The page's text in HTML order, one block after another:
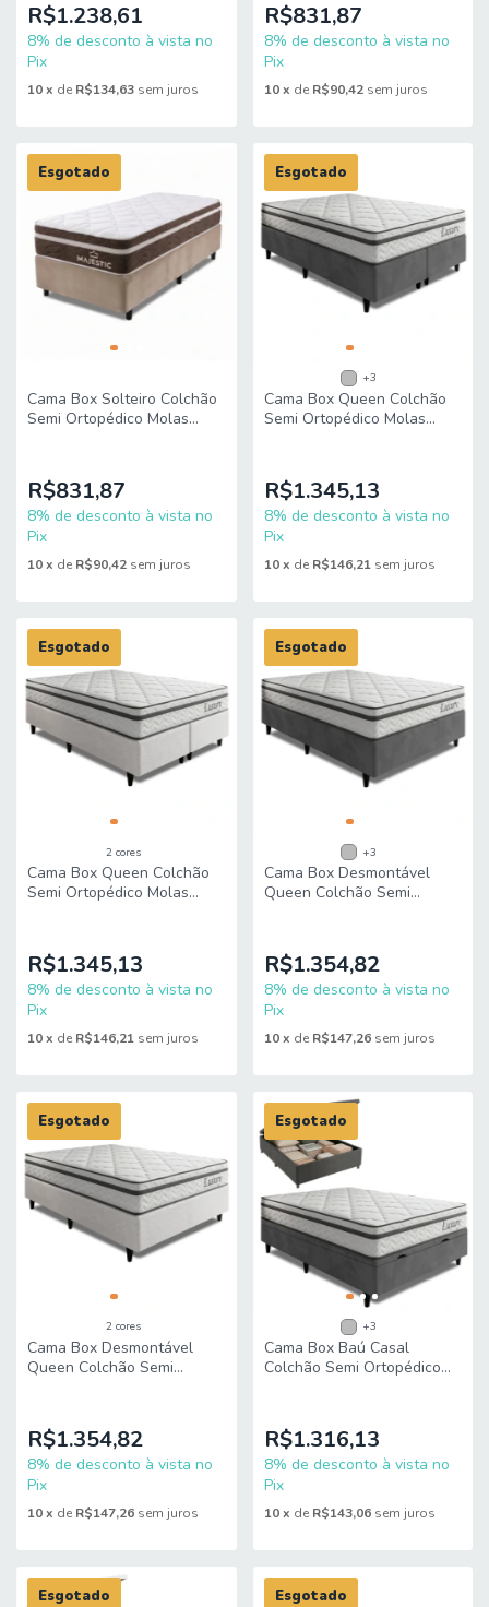
R$1.238,61
8% de desconto à vista no
Pix
10x de R$134,63 sem juros
R$831,87
8% de desconto à vista no
Pix
10 x de R$90,42 sem juros
Cama Box Solteiro Colchão
Semi Ortopédico Molas
R$831,87
8% de desconto à vista no
Pix
Esgotado
10x de R$90,42 sem juros
+3
Cama Box Queen Colchão
Semi Ortopédico Molas
R$1.345,13
8% de desconto à vista no
Pix
Esgotado
10 x de R$146,21 sem juros
2 cores
Cama Box Queen Colchão
Semi Ortopédico Molas
R$1.345,13
8% de desconto à vista no
Pix
Esgotado
10x de R$146,21 sem juros
+3
Cama Box Desmontável
Queen Colchão Semi
158x198x60cm King Espuma
R$1.354,82
8% de desconto à vista no
Pix
Esgotado
10 x de R$147,26 sem juros
2 cores
Cama Box Desmontável
Queen Colchão Semi
158x198x60cm King Espuma
R$1.354,82
8% de desconto à vista no
Pix
Esgotado
10x de R$147,26 sem juros
+3
Cama Box Baú Casal
Colchão Semi Ortopédico
R$1.316,13
8% de desconto à vista no
Pix
Esgotado
10 x de R$143,06 sem juros
Esgotado Esgotado